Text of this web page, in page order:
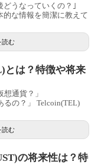
どうなっていくの？｣
的な情報を簡潔に教えて
読む
とは？特徴や将来
想通貨？」
るの？」 Telcoin(TEL)
読む
の将来性は？特